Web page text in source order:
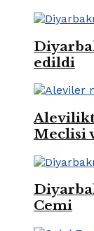
edildi
Meclisi
Cemi